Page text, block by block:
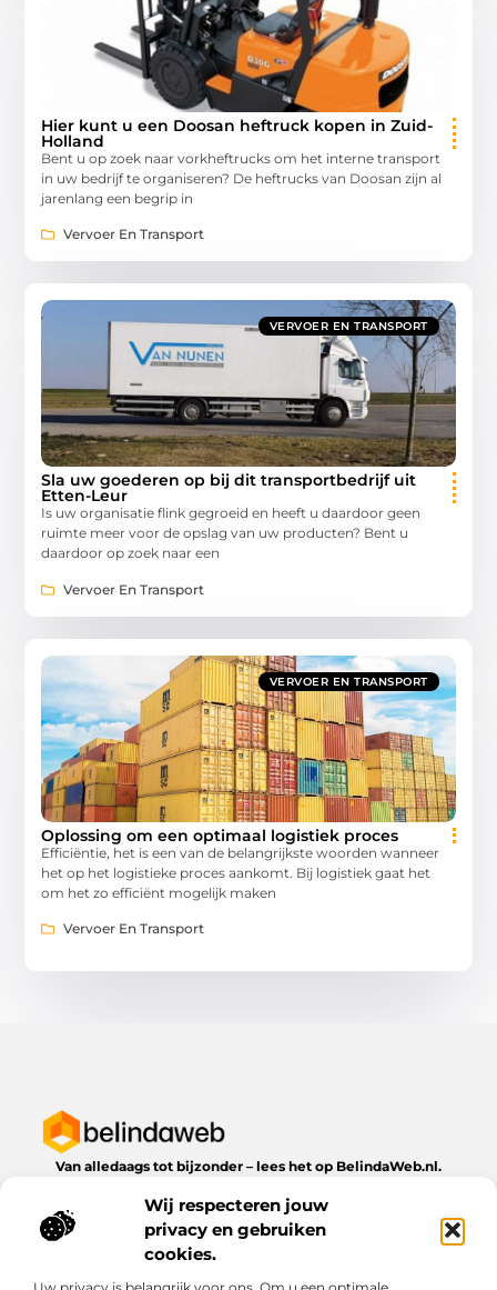
Wij respecteren jouw
privacy en gebruiken
cookies.
Hier kunt u een Doosan heftruck kopen in Zuid-
Holland
Bent u op zoek naar vorkheftrucks om het interne transport
in uw bedrijf te organiseren? De heftrucks van Doosan zijn al
jarenlang een begrip in
Vervoer En Transport
VERVOER EN TRANSPORT
Sla uw goederen op bij dit transportbedrijf uit
Etten-Leur
Is uw organisatie flink gegroeid en heeft u daardoor geen
ruimte meer voor de opslag van uw producten? Bent u
daardoor op zoek naar een
Vervoer En Transport
VERVOER EN TRANSPORT
Oplossing om een optimaal logistiek proces
Efficiëntie, het is een van de belangrijkste woorden wanneer
het op het logistieke proces aankomt. Bij logistiek gaat het
om het zo efficiënt mogelijk maken
Vervoer En Transport
Van alledaags tot bijzonder – lees het op BelindaWeb.nl.
dagelijks leven te bieden heeft.
Bericht categorie